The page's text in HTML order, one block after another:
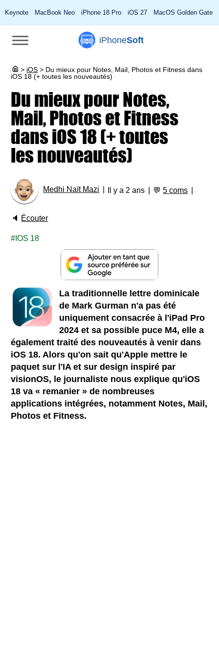
Keynote MacBook Neo iPhone 18 Pro iOS 27 MacOS Golden Gate
iPhoneSoft
> iOS > Du mieux pour Notes, Mail, Photos et Fitness dans
iOS 18 (+ toutes les nouveautés)
Du mieux pour Notes,
Mail, Photos et Fitness
dans iOS 18 (+ toutes
les nouveautés)
Medhi Naït Mazi Il y a 2 ans 💬5 coms
🔈 Écouter
IOS 18
La traditionnelle lettre dominicale
de Mark Gurman n'a pas été
uniquement consacrée à l'iPad Pro
2024 et sa possible puce M4, elle a
également traité des nouveautés à venir dans
iOS 18. Alors qu'on sait qu'Apple mettre le
paquet sur l'IA et sur design inspiré par
visionOS, le journaliste nous explique qu'iOS
18 va « remanier » de nombreuses
applications intégrées, notamment Notes, Mail,
Photos et Fitness.